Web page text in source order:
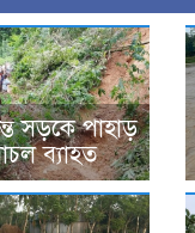
সড়কে পাহাড়
ব্যাহত